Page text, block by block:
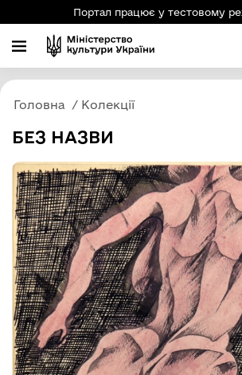
Портал працює у тестовому
Головна Колекції
БЕЗ НАЗВИ